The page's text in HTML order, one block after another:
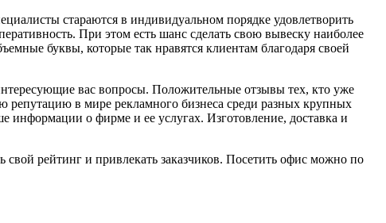
стараются в индивидуальном порядке удовлетворить
При этом есть шанс сделать свою вывеску наиболее
буквы, которые так нравятся клиентам благодаря своей
вас вопросы. Положительные отзывы тех, кто уже
репутацию в мире рекламного бизнеса среди разных крупных
о фирме и ее услугах. Изготовление, доставка и
рейтинг и привлекать заказчиков. Посетить офис можно по